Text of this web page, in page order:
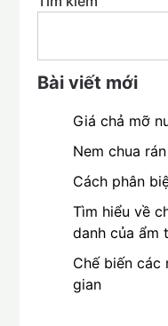
Bài viết mới
Giá chả mỡ
Nem chua
Cách phân
Tìm hiểu về
danh của ẩm
Chế biến
gian